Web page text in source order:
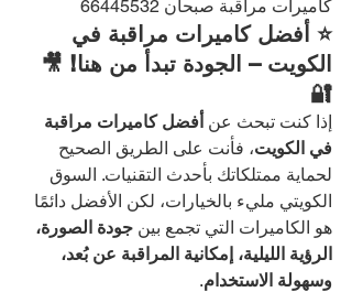
كاميرات مراقبة صبحان 66445532
⭐ أفضل كاميرات مراقبة في
الكويت – الجودة تبدأ من هنا! 🎥
🔐
إذا كنت تبحث عن أفضل كاميرات مراقبة
في الكويت، فأنت على الطريق الصحيح
لحماية ممتلكاتك بأحدث التقنيات. السوق
الكويتي مليء بالخيارات، لكن الأفضل دائمًا
هو الكاميرات التي تجمع بين جودة الصورة،
الرؤية الليلية، إمكانية المراقبة عن بُعد،
وسهولة الاستخدام.